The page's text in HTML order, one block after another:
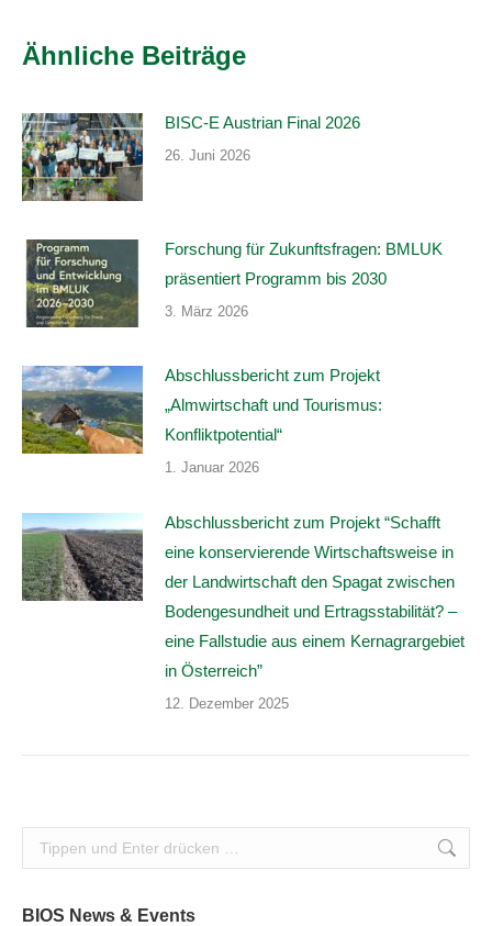
Ähnliche Beiträge
BISC-E Austrian Final 2026
26. Juni 2026
Forschung für Zukunftsfragen: BMLUK
präsentiert Programm bis 2030
3. März 2026
Abschlussbericht zum Projekt
„Almwirtschaft und Tourismus:
Konfliktpotential“
1. Januar 2026
Abschlussbericht zum Projekt “Schafft
eine konservierende Wirtschaftsweise in
der Landwirtschaft den Spagat zwischen
Bodengesundheit und Ertragsstabilität? –
eine Fallstudie aus einem Kernagrargebiet
in Österreich”
12. Dezember 2025
Search:
BIOS News & Events